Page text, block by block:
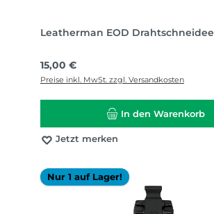
Leatherman EOD
Regulärer Preis:
15,00 €
Preise inkl. MwSt. zzgl. Versandkosten
In den Warenkorb
Jetzt merken
Nur 1 auf Lager!